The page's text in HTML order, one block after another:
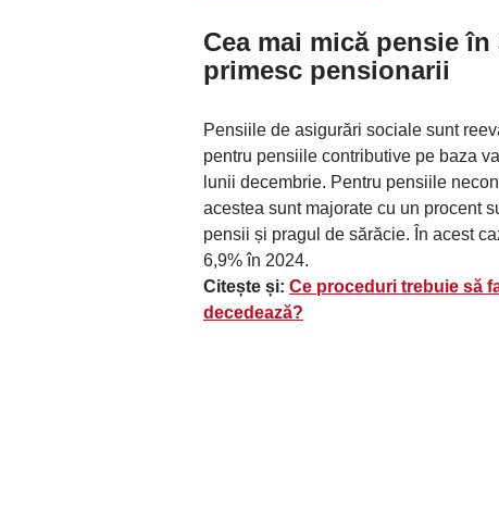
Cea mai mică pensie
primesc pensionarii
Pensiile de asigurări sociale sunt
pentru pensiile contributive pe baza
lunii decembrie. Pentru pensiile
acestea sunt majorate cu un procent
pensii și pragul de sărăcie. În acest
6,9% în 2024.
Citește și: Ce proceduri trebuie să
decedează?